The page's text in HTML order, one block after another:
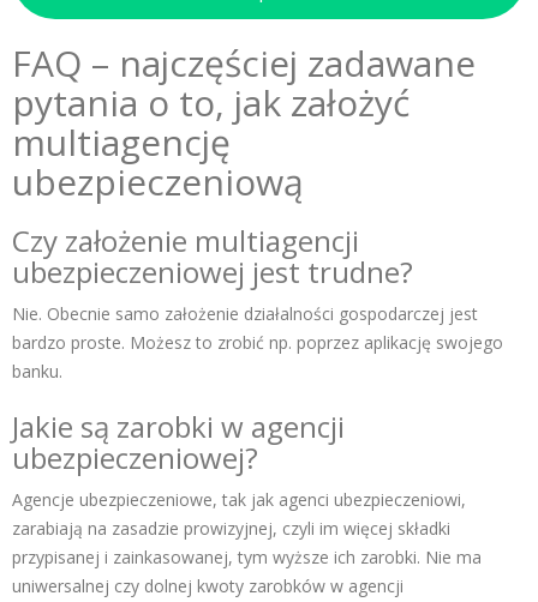
FAQ – najczęściej zadawane
pytania o to, jak założyć
multiagencję
ubezpieczeniową
Czy założenie multiagencji
ubezpieczeniowej jest trudne?
Nie. Obecnie samo założenie działalności gospodarczej jest
bardzo proste. Możesz to zrobić np. poprzez aplikację swojego
banku.
Jakie są zarobki w agencji
ubezpieczeniowej?
Agencje ubezpieczeniowe, tak jak agenci ubezpieczeniowi,
zarabiają na zasadzie prowizyjnej, czyli im więcej składki
przypisanej i zainkasowanej, tym wyższe ich zarobki. Nie ma
uniwersalnej czy dolnej kwoty zarobków w agencji